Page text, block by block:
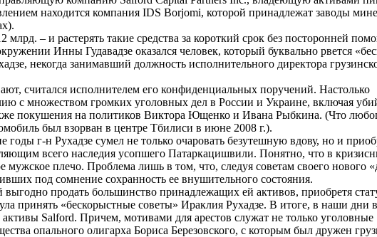
находится компания IDS Borjomi, которой принадлежат заводы
– и растерять такие средства за короткий срок без посторонней
Инны Гудавадзе оказался человек, который буквально рвется
некогда занимавший должность исполнительного директора
считался исполнителем его конфиденциальных поручений. Настолько
с множеством громких уголовных дел в России и Украине, включая
покушения на политиков Виктора Ющенко и Ивана Рыбкина. (Что
был взорван в центре Тбилиси в июне 2008 г.).
годы г-н Рухадзе сумел не только очаровать безутешную вдову, но и
всего наследия усопшего Патаркацишвили. Понятно, что в
плечо. Проблема лишь в том, что, следуя советам своего нового
под сомнение сохранность ее внушительного состояния.
продать большинство принадлежащих ей активов, приобретя
принять «бескорыстные советы» Ираклия Рухадзе. В итоге, в наши дни
Salford. Причем, мотивами для арестов служат не только уголовные
опального олигарха Бориса Березовского, с которым был дружен